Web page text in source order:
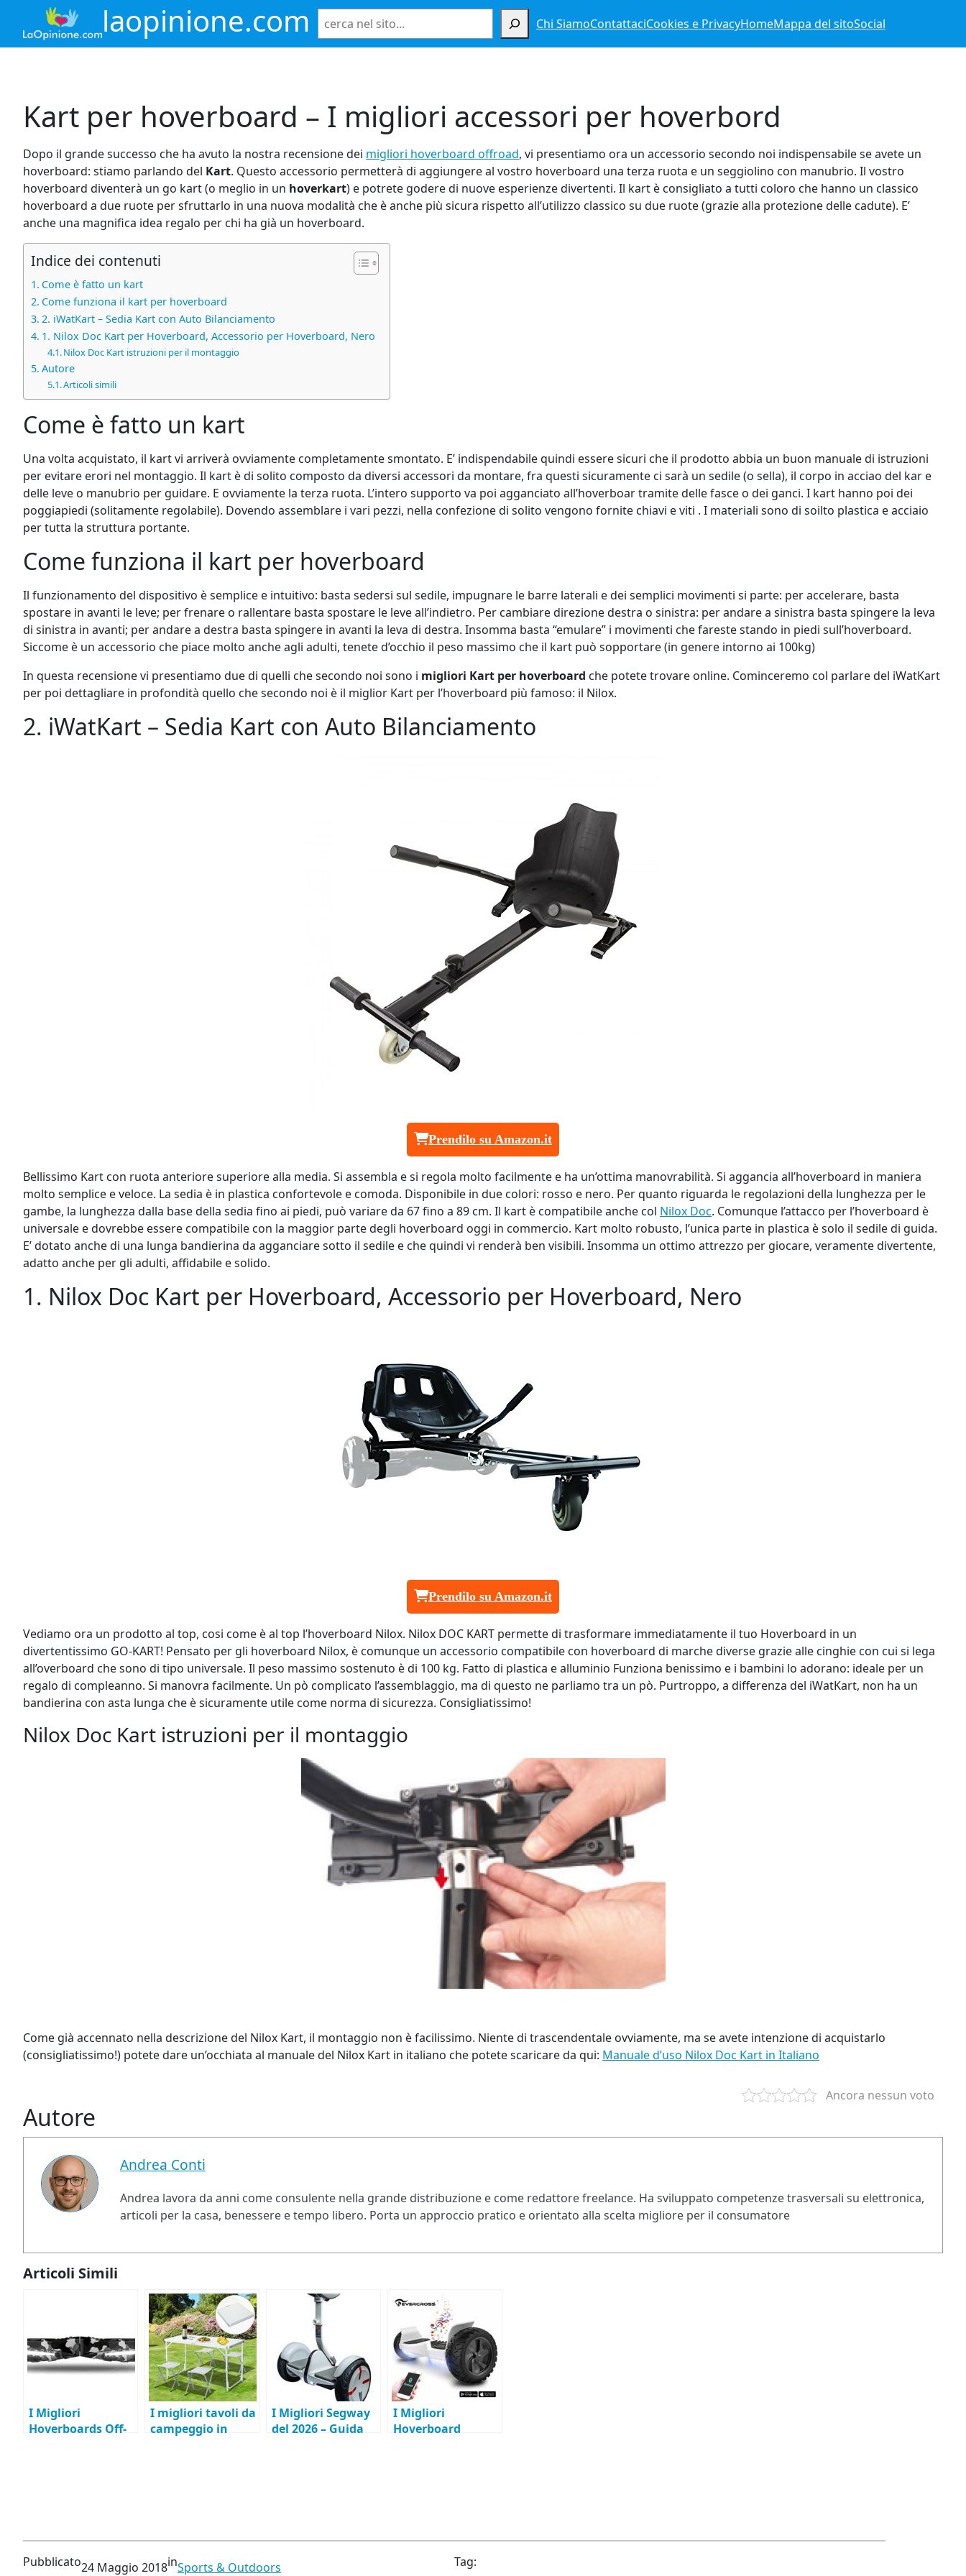
contenuto
laopinione.com Chi SiamoContattaciCookies e PrivacyHomeMappa del sitoSocial
Kart per hoverboard – I migliori accessori per hoverbord
Dopo il grande successo che ha avuto la nostra recensione dei migliori hoverboard offroad, vi presentiamo ora un accessorio secondo noi indispensabile se avete un
hoverboard: stiamo parlando del Kart. Questo accessorio permetterà di aggiungere al vostro hoverboard una terza ruota e un seggiolino con manubrio. Il vostro
hoverboard diventerà un go kart (o meglio in un hoverkart) e potrete godere di nuove esperienze divertenti. Il kart è consigliato a tutti coloro che hanno un classico
hoverboard a due ruote per sfruttarlo in una nuova modalità che è anche più sicura rispetto all’utilizzo classico su due ruote (grazie alla protezione delle cadute). E’
anche una magnifica idea regalo per chi ha già un hoverboard.
Indice dei contenuti
Come è fatto un kart
Come funziona il kart per hoverboard
2. iWatKart – Sedia Kart con Auto Bilanciamento
1. Nilox Doc Kart per Hoverboard, Accessorio per Hoverboard, Nero
Nilox Doc Kart istruzioni per il montaggio
Autore
Articoli simili
Come è fatto un kart
Una volta acquistato, il kart vi arriverà ovviamente completamente smontato. E’ indispendabile quindi essere sicuri che il prodotto abbia un buon manuale di istruzioni
per evitare erori nel montaggio. Il kart è di solito composto da diversi accessori da montare, fra questi sicuramente ci sarà un sedile (o sella), il corpo in acciao del kar e
delle leve o manubrio per guidare. E ovviamente la terza ruota. L’intero supporto va poi agganciato all’hoverboar tramite delle fasce o dei ganci. I kart hanno poi dei
poggiapiedi (solitamente regolabile). Dovendo assemblare i vari pezzi, nella confezione di solito vengono fornite chiavi e viti . I materiali sono di soilto plastica e acciaio
per tutta la struttura portante.
Come funziona il kart per hoverboard
Il funzionamento del dispositivo è semplice e intuitivo: basta sedersi sul sedile, impugnare le barre laterali e dei semplici movimenti si parte: per accelerare, basta
spostare in avanti le leve; per frenare o rallentare basta spostare le leve all’indietro. Per cambiare direzione destra o sinistra: per andare a sinistra basta spingere la leva
di sinistra in avanti; per andare a destra basta spingere in avanti la leva di destra. Insomma basta “emulare” i movimenti che fareste stando in piedi sull’hoverboard.
Siccome è un accessorio che piace molto anche agli adulti, tenete d’occhio il peso massimo che il kart può sopportare (in genere intorno ai 100kg)
In questa recensione vi presentiamo due di quelli che secondo noi sono i migliori Kart per hoverboard che potete trovare online. Cominceremo col parlare del iWatKart
per poi dettagliare in profondità quello che secondo noi è il miglior Kart per l’hoverboard più famoso: il Nilox.
2. iWatKart – Sedia Kart con Auto Bilanciamento
Prendilo su Amazon.it
Bellissimo Kart con ruota anteriore superiore alla media. Si assembla e si regola molto facilmente e ha un’ottima manovrabilità. Si aggancia all’hoverboard in maniera
molto semplice e veloce. La sedia è in plastica confortevole e comoda. Disponibile in due colori: rosso e nero. Per quanto riguarda le regolazioni della lunghezza per le
gambe, la lunghezza dalla base della sedia fino ai piedi, può variare da 67 fino a 89 cm. Il kart è compatibile anche col Nilox Doc. Comunque l’attacco per l’hoverboard è
universale e dovrebbe essere compatibile con la maggior parte degli hoverboard oggi in commercio. Kart molto robusto, l’unica parte in plastica è solo il sedile di guida.
E’ dotato anche di una lunga bandierina da agganciare sotto il sedile e che quindi vi renderà ben visibili. Insomma un ottimo attrezzo per giocare, veramente divertente,
adatto anche per gli adulti, affidabile e solido.
1. Nilox Doc Kart per Hoverboard, Accessorio per Hoverboard, Nero
Prendilo su Amazon.it
Vediamo ora un prodotto al top, cosi come è al top l’hoverboard Nilox. Nilox DOC KART permette di trasformare immediatamente il tuo Hoverboard in un
divertentissimo GO-KART! Pensato per gli hoverboard Nilox, è comunque un accessorio compatibile con hoverboard di marche diverse grazie alle cinghie con cui si lega
all’overboard che sono di tipo universale. Il peso massimo sostenuto è di 100 kg. Fatto di plastica e alluminio Funziona benissimo e i bambini lo adorano: ideale per un
regalo di compleanno. Si manovra facilmente. Un pò complicato l’assemblaggio, ma di questo ne parliamo tra un pò. Purtroppo, a differenza del iWatKart, non ha un
bandierina con asta lunga che è sicuramente utile come norma di sicurezza. Consigliatissimo!
Nilox Doc Kart istruzioni per il montaggio
Come già accennato nella descrizione del Nilox Kart, il montaggio non è facilissimo. Niente di trascendentale ovviamente, ma se avete intenzione di acquistarlo
(consigliatissimo!) potete dare un’occhiata al manuale del Nilox Kart in italiano che potete scaricare da qui: Manuale d’uso Nilox Doc Kart in Italiano
Ancora nessun voto
Autore
Andrea Conti
Andrea lavora da anni come consulente nella grande distribuzione e come redattore freelance. Ha sviluppato competenze trasversali su elettronica,
articoli per la casa, benessere e tempo libero. Porta un approccio pratico e orientato alla scelta migliore per il consumatore
Articoli Simili
I Migliori
Hoverboards Off-
I migliori tavoli da
campeggio in
I Migliori Segway
del 2026 – Guida
I Migliori
Hoverboard
Pubblicato24 Maggio 2018inSports & Outdoors Tag: